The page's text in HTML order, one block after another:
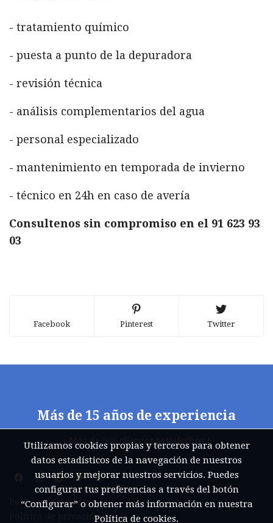
- tratamiento químico
- puesta a punto de la depuradora
- revisión técnica
- análisis complementarios del agua
- personal especializado
- mantenimiento en temporada de invierno
- técnico en 24h en caso de avería
Consultenos sin compromiso en el 91 623 93
03
Facebook Pinterest Twitter
Más de 15 años de experiencia
¡ Más de 500 clientes satisfechos !
Política de cookies
Política de privacidad
Utilizamos cookies propias y terceros para obtener
datos estadísticos de la navegación de nuestros
usuarios y mejorar nuestros servicios. Puedes
configurar tus preferencias a través del botón
“Configurar” o obtener más información en nuestra
Política de cookies.